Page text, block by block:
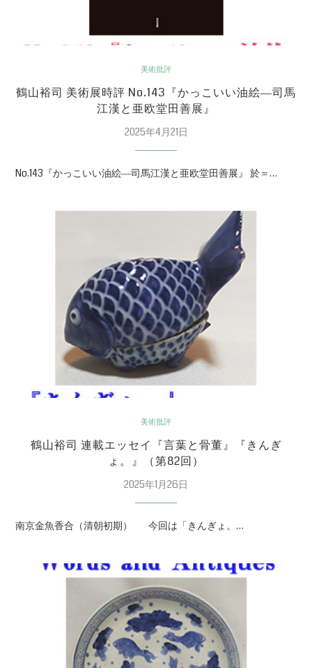
美術批評
鶴山裕司 美術展時評 No.143『かっこいい油絵―司馬
江漢と亜欧堂田善展』
2025年4月21日
No.143『かっこいい油絵―司馬江漢と亜欧堂田善展』 於＝…
美術批評
鶴山裕司 連載エッセイ『言葉と骨董』『きんぎ
ょ。』（第82回）
2025年1月26日
南京金魚香合（清朝初期） 今回は「きんぎょ。…